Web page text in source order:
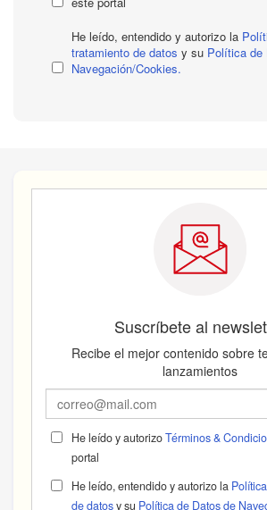
He leído, entendido y autorizo la
tratamiento de datos y su Política de
Navegación/Cookies.
Suscríbete al
Recibe el mejor contenido sobre
lanzamientos
He leído y autorizoTérminos &
portal
He leído, entendido y autorizo la
de datosy su Política de Datos de